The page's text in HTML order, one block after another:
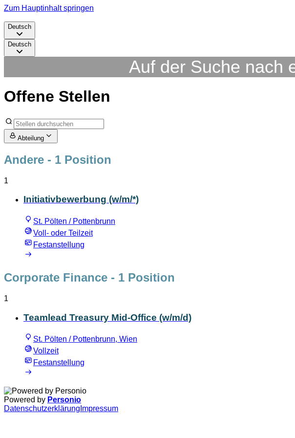
Zum Hauptinhalt springen
Deutsch
Deutsch
Auf der Suche nach
Offene Stellen
Abteilung
Andere - 1 Position
1
Initiativbewerbung (w/m/*)
St. Pölten / Pottenbrunn
Voll- oder Teilzeit
Festanstellung
Corporate Finance - 1 Position
1
Teamlead Treasury Mid-Office (w/m/d)
St. Pölten / Pottenbrunn, Wien
Vollzeit
Festanstellung
Powered by Personio
Datenschutzerklärung Impressum